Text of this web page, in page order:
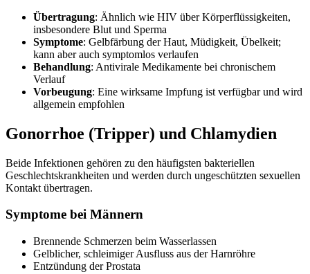
Übertragung: Ähnlich wie HIV über Körperflüssigkeiten,
insbesondere Blut und Sperma
Symptome: Gelbfärbung der Haut, Müdigkeit, Übelkeit;
kann aber auch symptomlos verlaufen
Behandlung: Antivirale Medikamente bei chronischem
Verlauf
Vorbeugung: Eine wirksame Impfung ist verfügbar und wird
allgemein empfohlen
Gonorrhoe (Tripper) und Chlamydien
Beide Infektionen gehören zu den häufigsten bakteriellen
Geschlechtskrankheiten und werden durch ungeschützten sexuellen
Kontakt übertragen.
Symptome bei Männern
Brennende Schmerzen beim Wasserlassen
Gelblicher, schleimiger Ausfluss aus der Harnröhre
Entzündung der Prostata